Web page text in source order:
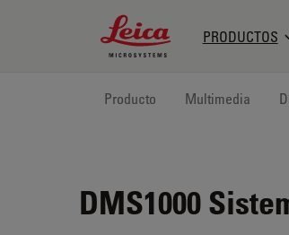
Leica Microsystems Logo
PRODUCTOS
Producto Multimedia
DMS1000